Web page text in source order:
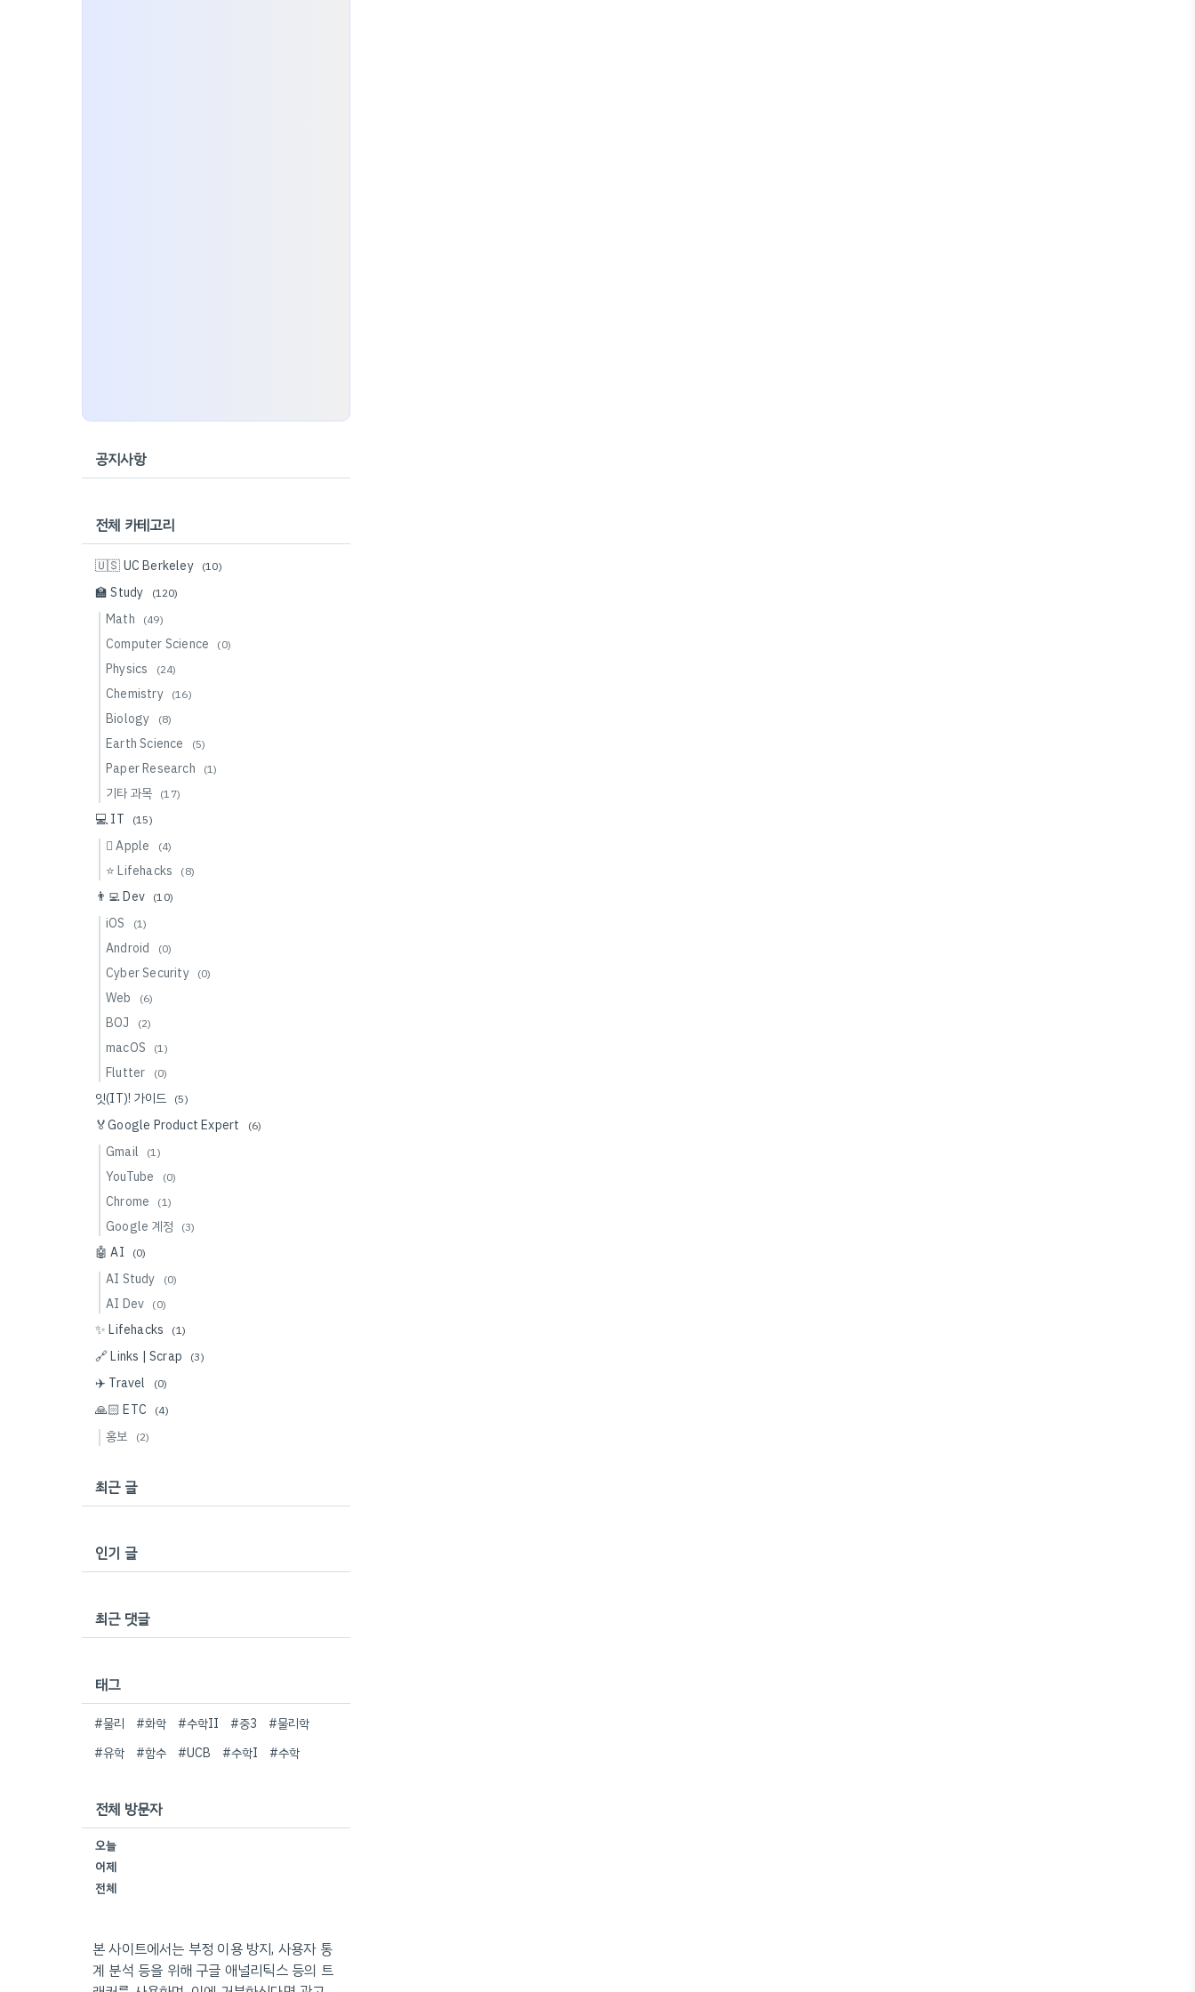
공지사항
전체 카테고리
🇺🇸 UC Berkeley (10)
🏫 Study (120)
Math (49)
Computer Science (0)
Physics (24)
Chemistry (16)
Biology (8)
Earth Science (5)
Paper Research (1)
기타 과목 (17)
💻 IT (15)
 Apple (4)
⭐️ Lifehacks (8)
👨‍💻 Dev (10)
iOS (1)
Android (0)
Cyber Security (0)
Web (6)
BOJ (2)
macOS (1)
Flutter (0)
잇(IT)! 가이드 (5)
🏅Google Product Expert (6)
Gmail (1)
YouTube (0)
Chrome (1)
Google 계정 (3)
🤖 AI (0)
AI Study (0)
AI Dev (0)
✨ Lifehacks (1)
🔗 Links | Scrap (3)
✈️ Travel (0)
🙏🏻 ETC (4)
홍보 (2)
최근 글
인기 글
최근 댓글
태그
#물리 #화학 #수학II #중3
#물리학
#유학
#함수 #UCB #수학I #수학
전체 방문자
오늘
어제
전체
본 사이트에서는 부정 이용 방지, 사용자 통
계 분석 등을 위해 구글 애널리틱스 등의 트